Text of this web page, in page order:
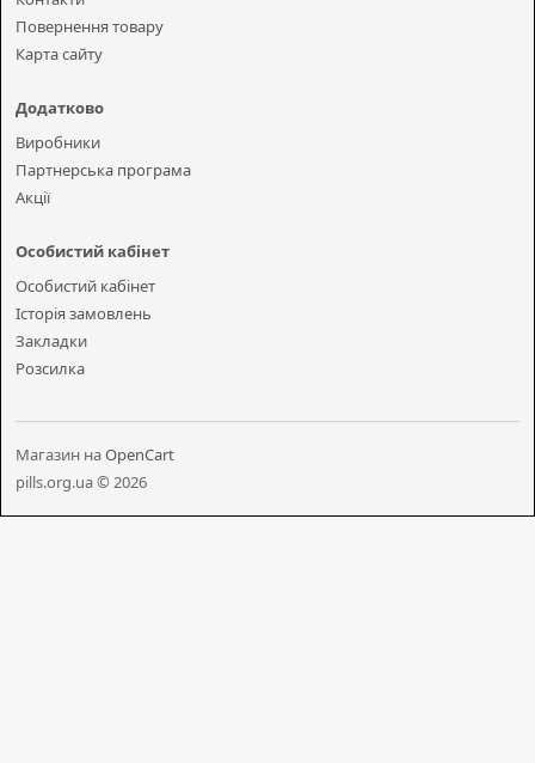
Повернення товару
Карта сайту
Додатково
Виробники
Партнерська програма
Акції
Особистий кабінет
Особистий кабінет
Історія замовлень
Закладки
Розсилка
Магазин наOpenCart
pills.org.ua © 2026